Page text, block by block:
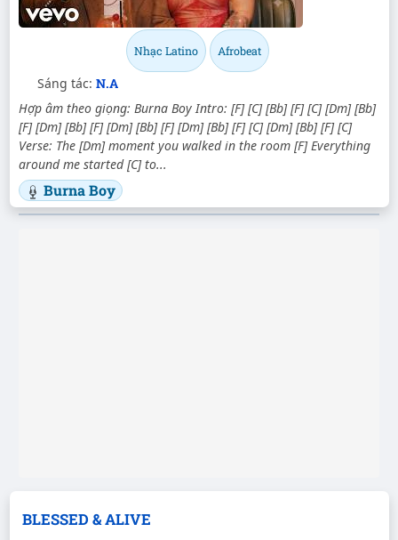
Nhạc Latino Afrobeat
Sáng tác: N.A
Hợp âm theo giọng: Burna Boy Intro: [F] [C] [Bb] [F] [C] [Dm] [Bb]
[F] [Dm] [Bb] [F] [Dm] [Bb] [F] [Dm] [Bb] [F] [C] [Dm] [Bb] [F] [C]
Verse: The [Dm] moment you walked in the room [F] Everything
around me started [C] to...
Burna Boy
BLESSED & ALIVE